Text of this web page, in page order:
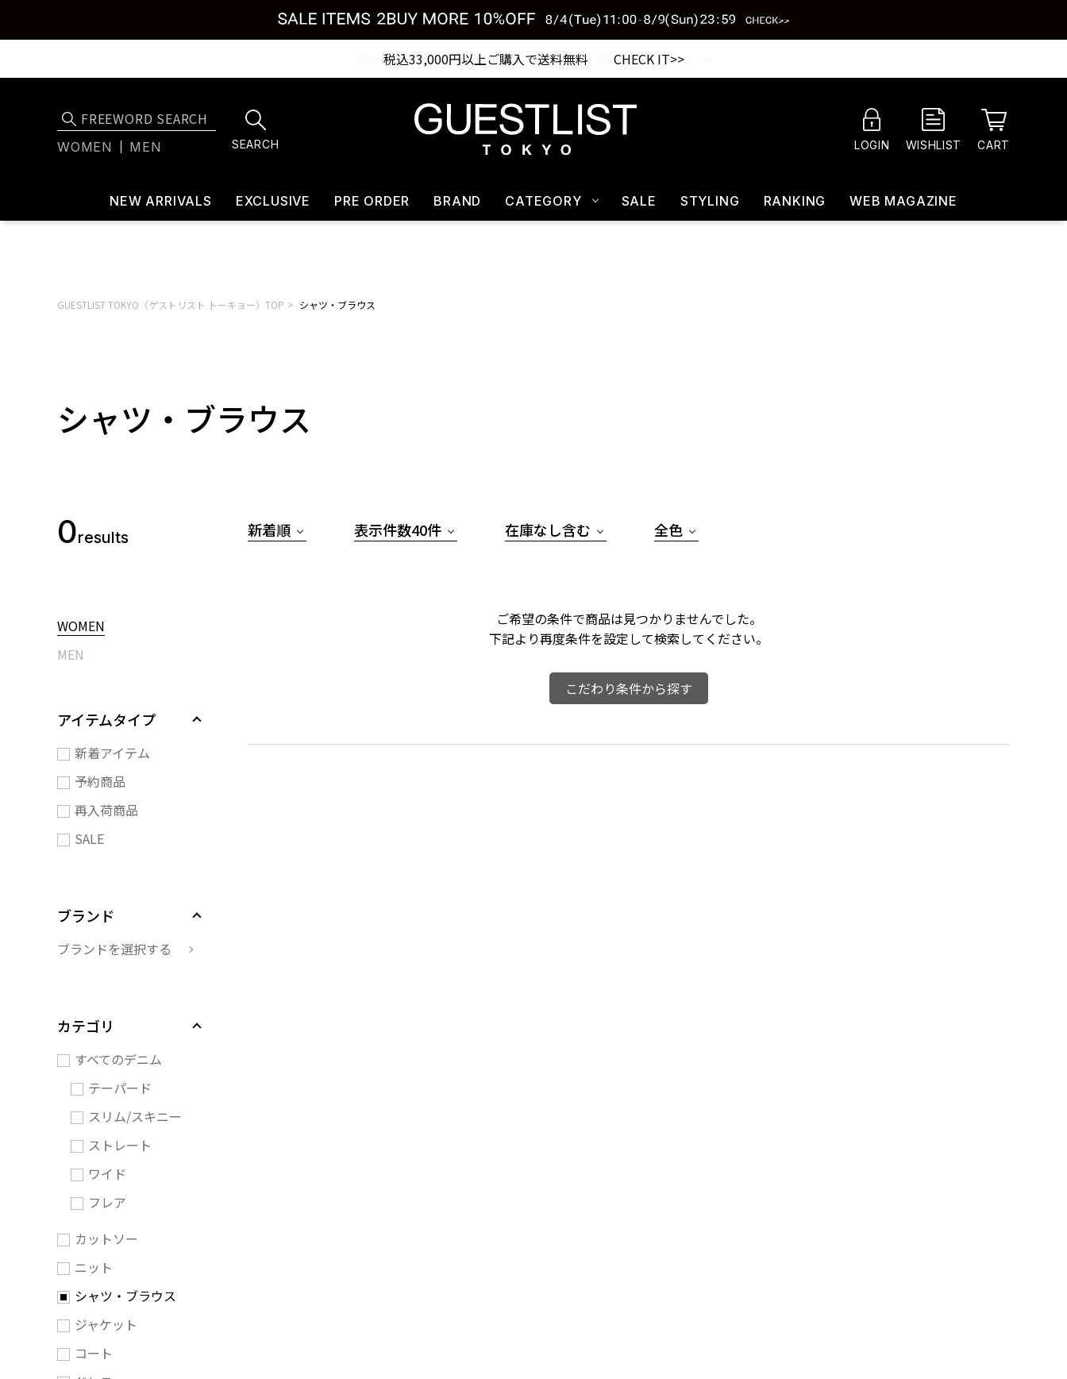
税込33,000円以上ご購入で送料無料 CHECK IT>>
WOMEN MEN SEARCH LOGIN WISHLIST CART
NEW ARRIVALS EXCLUSIVE PRE ORDER BRAND CATEGORY SALE STYLING RANKING WEB MAGAZINE
GUESTLIST TOKYO（ゲストリスト トーキョー）TOP シャツ・ブラウス
シャツ・ブラウス
0results
WOMEN
MEN
アイテムタイプ
新着アイテム
予約商品
再入荷商品
SALE
ブランド
ブランドを選択する
カテゴリ
すべてのデニム
テーパード
スリム/スキニー
ストレート
ワイド
フレア
カットソー
ニット
シャツ・ブラウス
ジャケット
コート
新着順 表示件数40件 在庫なし含む 全色
ご希望の条件で商品は見つかりませんでした。
下記より再度条件を設定して検索してください。
こだわり条件から探す